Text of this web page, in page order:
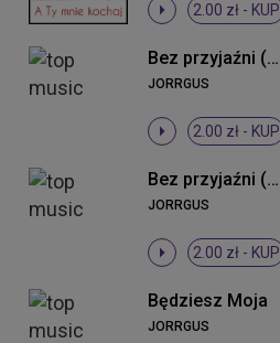
2.00 zł - KUP
Bez przyjaźni (Radio Edit)
JORRGUS
2.00 zł - KUP
Bez przyjaźni (Remix)
JORRGUS
2.00 zł - KUP
Będziesz Moja
JORRGUS